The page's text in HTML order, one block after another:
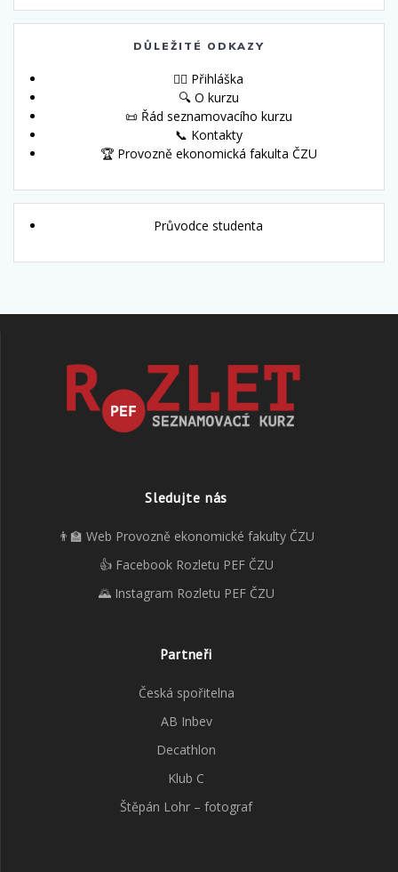
DŮLEŽITÉ ODKAZY
🙋‍♀️ Přihláška
🔍 O kurzu
📜 Řád seznamovacího kurzu
📞 Kontakty
🏆 Provozně ekonomická fakulta ČZU
Průvodce studenta
Sledujte nás
👨‍🏫 Web Provozně ekonomické fakulty ČZU
👍 Facebook Rozletu PEF ČZU
🌄 Instagram Rozletu PEF ČZU
Partneři
Česká spořitelna
AB Inbev
Decathlon
Klub C
Štěpán Lohr – fotograf